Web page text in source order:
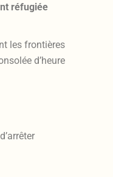
réfugiée
les frontières
d’heure